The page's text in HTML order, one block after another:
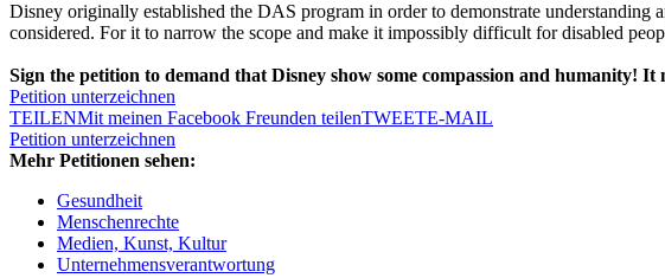
Disney originally established the DAS program in order to demonstrate
considered. For it to narrow the scope and make it impossibly difficult for disabled
Sign the petition to demand that Disney show some compassion and humanity!
Petition unterzeichnen
TEILENMit meinen Facebook Freunden teilenTWEETE-MAIL
Petition unterzeichnen
Mehr Petitionen sehen:
Gesundheit
Menschenrechte
Medien, Kunst, Kultur
Unternehmensverantwortung